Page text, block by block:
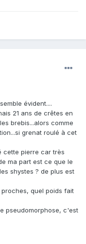
évident....
21 ans de crêtes en
brebis...alors comme
grenat roulé à cet
cette pierre car très
ma part est ce que le
shystes ? de plus est
quel poids fait
pseudomorphose, c'est